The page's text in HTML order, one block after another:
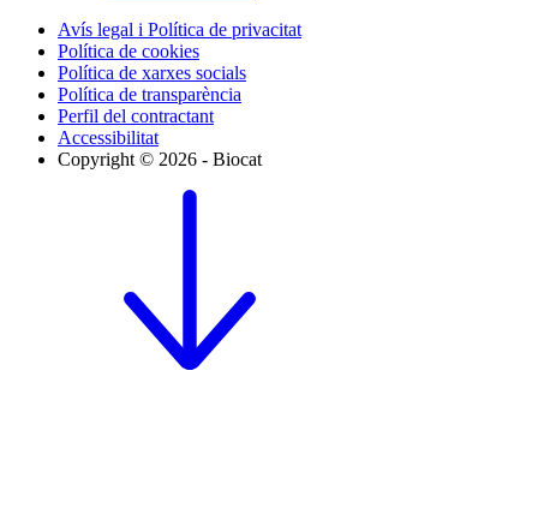
Avís legal i Política de privacitat
Política de cookies
Política de xarxes socials
Política de transparència
Perfil del contractant
Accessibilitat
Copyright © 2026 - Biocat